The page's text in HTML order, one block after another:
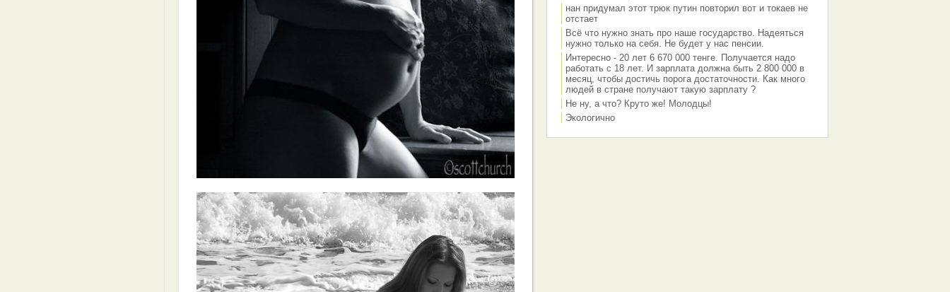
нан придумал этот трюк путин повторил вот и токаев не
отстает
Всё что нужно знать про наше государство. Надеяться
нужно только на себя. Не будет у нас пенсии.
Интересно - 20 лет 6 670 000 тенге. Получается надо
работать с 18 лет. И зарплата должна быть 2 800 000 в
месяц, чтобы достичь порога достаточности. Как много
людей в стране получают такую зарплату ?
Не ну, а что? Круто же! Молодцы!
Экологично